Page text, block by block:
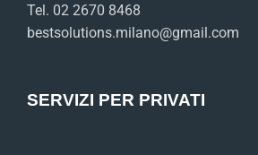
Tel. 02 2670 8468
bestsolutions.milano@gmail.com
SERVIZI PER PRIVATI